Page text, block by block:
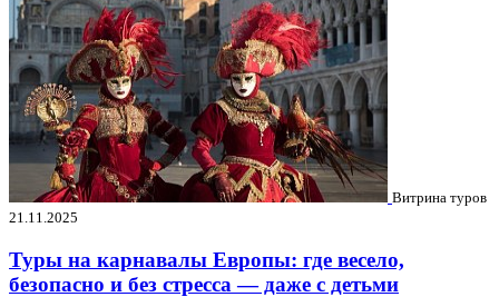
Витрина туров
21.11.2025
Туры на карнавалы Европы: где весело,
безопасно и без стресса — даже с детьми